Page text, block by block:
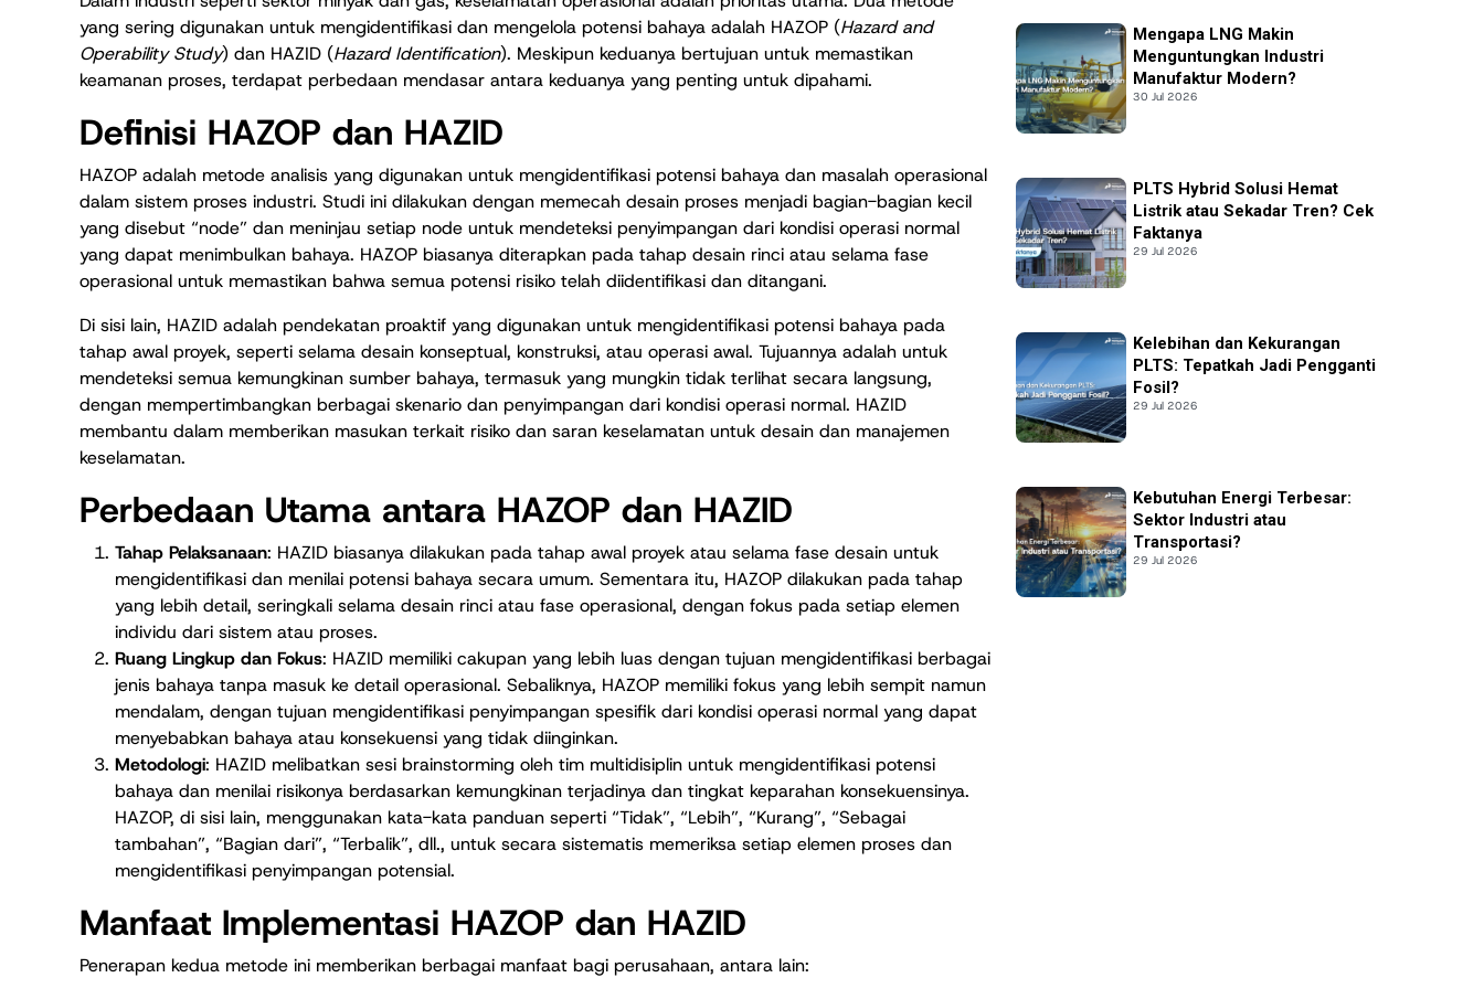
yang sering digunakan untuk mengidentifikasi dan mengelola potensi bahaya adalah HAZOP (Hazard and
Operability Study) dan HAZID (Hazard Identification). Meskipun keduanya bertujuan untuk memastikan
keamanan proses, terdapat perbedaan mendasar antara keduanya yang penting untuk dipahami.
Definisi HAZOP dan HAZID
HAZOP adalah metode analisis yang digunakan untuk mengidentifikasi potensi bahaya dan masalah operasional
dalam sistem proses industri. Studi ini dilakukan dengan memecah desain proses menjadi bagian-bagian kecil
yang disebut “node” dan meninjau setiap node untuk mendeteksi penyimpangan dari kondisi operasi normal
yang dapat menimbulkan bahaya. HAZOP biasanya diterapkan pada tahap desain rinci atau selama fase
operasional untuk memastikan bahwa semua potensi risiko telah diidentifikasi dan ditangani.
Di sisi lain, HAZID adalah pendekatan proaktif yang digunakan untuk mengidentifikasi potensi bahaya pada
tahap awal proyek, seperti selama desain konseptual, konstruksi, atau operasi awal. Tujuannya adalah untuk
mendeteksi semua kemungkinan sumber bahaya, termasuk yang mungkin tidak terlihat secara langsung,
dengan mempertimbangkan berbagai skenario dan penyimpangan dari kondisi operasi normal. HAZID
membantu dalam memberikan masukan terkait risiko dan saran keselamatan untuk desain dan manajemen
keselamatan.
Perbedaan Utama antara HAZOP dan HAZID
Tahap Pelaksanaan: HAZID biasanya dilakukan pada tahap awal proyek atau selama fase desain untuk
mengidentifikasi dan menilai potensi bahaya secara umum. Sementara itu, HAZOP dilakukan pada tahap
yang lebih detail, seringkali selama desain rinci atau fase operasional, dengan fokus pada setiap elemen
individu dari sistem atau proses.
Ruang Lingkup dan Fokus: HAZID memiliki cakupan yang lebih luas dengan tujuan mengidentifikasi berbagai
jenis bahaya tanpa masuk ke detail operasional. Sebaliknya, HAZOP memiliki fokus yang lebih sempit namun
mendalam, dengan tujuan mengidentifikasi penyimpangan spesifik dari kondisi operasi normal yang dapat
menyebabkan bahaya atau konsekuensi yang tidak diinginkan.
Metodologi: HAZID melibatkan sesi brainstorming oleh tim multidisiplin untuk mengidentifikasi potensi
bahaya dan menilai risikonya berdasarkan kemungkinan terjadinya dan tingkat keparahan konsekuensinya.
HAZOP, di sisi lain, menggunakan kata-kata panduan seperti “Tidak”, “Lebih”, “Kurang”, “Sebagai
tambahan”, “Bagian dari”, “Terbalik”, dll., untuk secara sistematis memeriksa setiap elemen proses dan
mengidentifikasi penyimpangan potensial.
Manfaat Implementasi HAZOP dan HAZID
Penerapan kedua metode ini memberikan berbagai manfaat bagi perusahaan, antara lain:
Mengapa LNG Makin
Menguntungkan Industri
Manufaktur Modern?
30 Jul 2026
PLTS Hybrid Solusi Hemat
Listrik atau Sekadar Tren? Cek
Faktanya
29 Jul 2026
Kelebihan dan Kekurangan
PLTS: Tepatkah Jadi Pengganti
Fosil?
29 Jul 2026
Kebutuhan Energi Terbesar:
Sektor Industri atau
Transportasi?
29 Jul 2026